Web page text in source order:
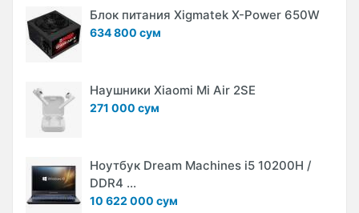
Блок питания Xigmatek X-Power 650W
634 800 сум
Наушники Xiaomi Mi Air 2SE
271 000 сум
Ноутбук Dream Machines i5 10200H /
DDR4 ...
10 622 000 сум